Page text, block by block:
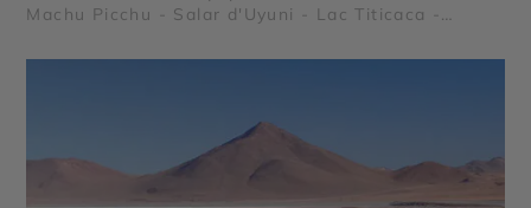
Machu Picchu - Salar d'Uyuni - Lac Titicaca -
Ollantaytambo